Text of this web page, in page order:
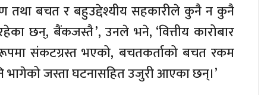
तथा बचत र बहुउद्देश्यीय सहकारीले कुनै न कुनै
छन्, बैंकजस्तै ’, उनले भने, ‘वित्तीय कारोबार
संकटग्रस्त भएको, बचतकर्ताको बचत रकम
भागेको जस्ता घटनासहित उजुरी आएका छन्।’